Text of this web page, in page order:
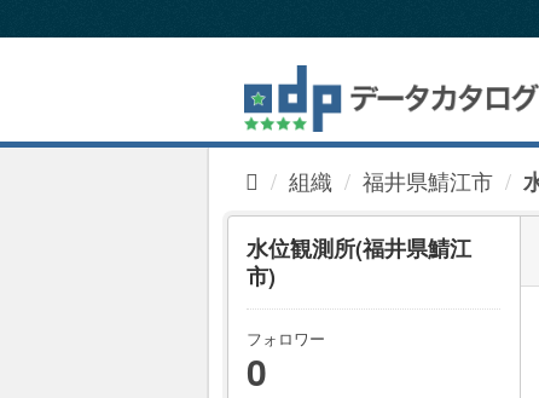
キ
組織 福井県鯖江市
水位観測所(福井県鯖江
市)
フォロワー
0